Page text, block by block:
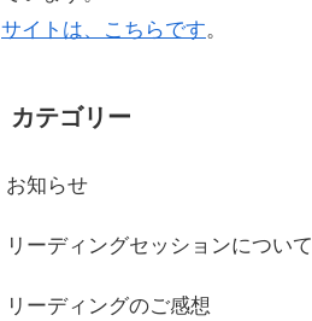
サイトは、こちらです。
カテゴリー
お知らせ
リーディングセッションについて
リーディングのご感想